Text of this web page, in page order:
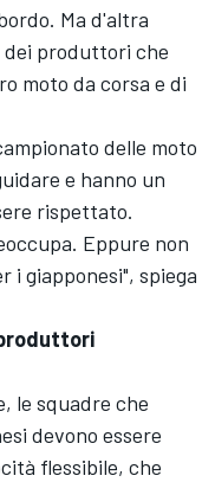
Ma d'altra
produttori che
moto da corsa e di
delle moto
e hanno un
rispettato.
Eppure non
i giapponesi", spiega
le squadre che
devono essere
flessibile, che